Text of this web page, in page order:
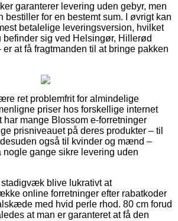
garanterer levering uden gebyr, men
bestiller for en bestemt sum. I øvrigt kan
betalelige leveringsversion, hvilket
befinder sig ved Helsingør, Hillerød
at få fragtmanden til at bringe pakken
ret problemfrit for almindelige
priser hos forskellige internet
har mange Blossom e-forretninger
prisniveauet på deres produkter – til
også til kvinder og mænd –
nogle gange sikre levering uden
blive lukrativt at
online forretninger efter rabatkoder
med hvid perle rhod. 80 cm forud
at man er garanteret at få den